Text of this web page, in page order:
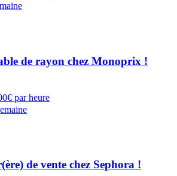
de rayon chez Monoprix !
par heure
de vente chez Sephora !